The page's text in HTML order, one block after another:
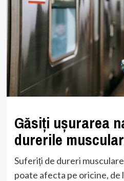
Găsiți ușurarea
durerile
Suferiți de dureri
poate afecta pe oricine, de